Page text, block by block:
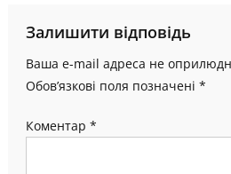
Залишити відповідь
Ваша e-mail адреса не
Обов’язкові поля позначені *
Коментар *